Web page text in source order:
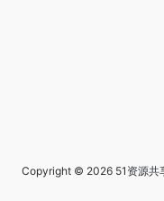
Copyright © 2026 51资源共